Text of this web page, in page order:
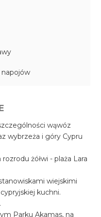
wąwóz
wybrzeża i góry Cypru
żółwi - plaża Lara
wiejskimi
kuchni.
Parku Akamas, na